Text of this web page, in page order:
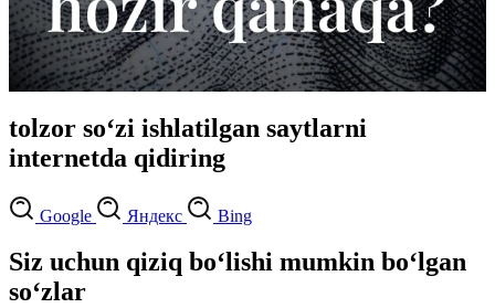
tolzor so‘zi ishlatilgan saytlarni
internetda qidiring
Google Яндекс Bing
Siz uchun qiziq bo‘lishi mumkin bo‘lgan
so‘zlar